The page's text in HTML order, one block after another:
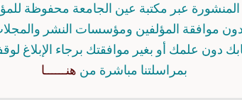
عبر مكتبة عين الجامعة محفوظة
موافقة المؤلفين ومؤسسات النشر
دون علمك أو بغير موافقتك برجاء الإبلاغ
بمراسلتنا مباشرة من هنــــــا